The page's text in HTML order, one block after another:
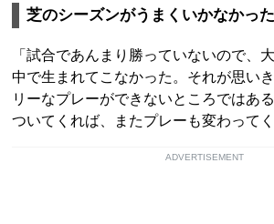
芝のシーズンがうまくいかなかっ
「試合であんまり勝っていないので、
中で生まれてこなかった。それが思い
リーなプレーができないところではあ
ついてくれば、またプレーも変わってく
ADVERTISEMENT